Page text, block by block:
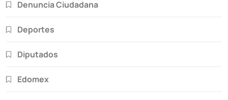
Denuncia Ciudadana
Deportes
Diputados
Edomex